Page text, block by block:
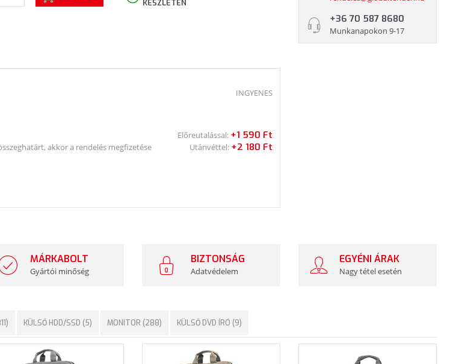
KÉSZLETEN
INGYENES
akkor a rendelés megfizetése
Előreutalással: +1 590 Ft
Utánvéttel: +2 180 Ft
+36 70 587 8680
Munkanapokon 9-17
MÁRKABOLT
Gyártói minőség
BIZTONSÁG
Adatvédelem
EGYÉNI ÁRAK
Nagy tétel esetén
KÜLSŐ HDD/SSD (5) MONITOR (288) KÜLSŐ DVD ÍRÓ (9)